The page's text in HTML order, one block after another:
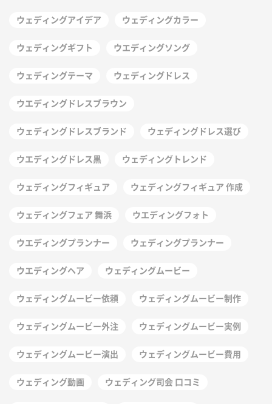
ウェディングアイデア ウェディングカラー
ウェディングギフト ウエディングソング
ウェディングテーマ ウェディングドレス
ウエディングドレスブラウン
ウェディングドレスブランド ウェディングドレス選び
ウエディングドレス黒 ウェディングトレンド
ウェディングフィギュア ウェディングフィギュア 作成
ウェディングフェア 舞浜 ウエディングフォト
ウエディングプランナー ウェディングプランナー
ウエディングヘア ウェディングムービー
ウェディングムービー依頼 ウェディングムービー制作
ウェディングムービー外注 ウェディングムービー実例
ウェディングムービー演出 ウェディングムービー費用
ウェディング動画 ウェディング司会 口コミ